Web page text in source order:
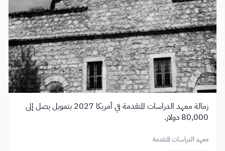
زمالة معهد الدراسات المتقدمة في أمريكا 2027 بتمويل يصل إلى
80,000 دولار.
معهد الدراسات المتقدمة